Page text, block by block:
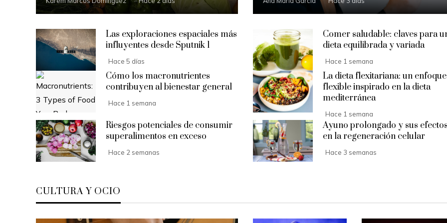
Las exploraciones espaciales más
influyentes desde Sputnik 1
Hace 5 días
Comer saludable: claves para
dieta equilibrada y variada
Hace 1 semana
Cómo los macronutrientes
contribuyen al bienestar general
Hace 1 semana
La dieta flexitariana: un enfoque
flexible inspirado en la dieta
mediterránea
Hace 1 semana
Riesgos potenciales de consumir
superalimentos en exceso
Hace 2 semanas
Ayuno prolongado y sus
en la regeneración celular
Hace 3 semanas
CULTURA Y OCIO